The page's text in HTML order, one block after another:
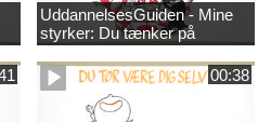
UddannelsesGuiden - Mine
styrker: Du tænker på
fællesskabet
00:38